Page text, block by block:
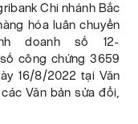
Chi nhánh Bắc
hóa luân chuyển
doanh số 12-
công chứng 3659
16/8/2022 tại Văn
Văn bản sửa đổi,